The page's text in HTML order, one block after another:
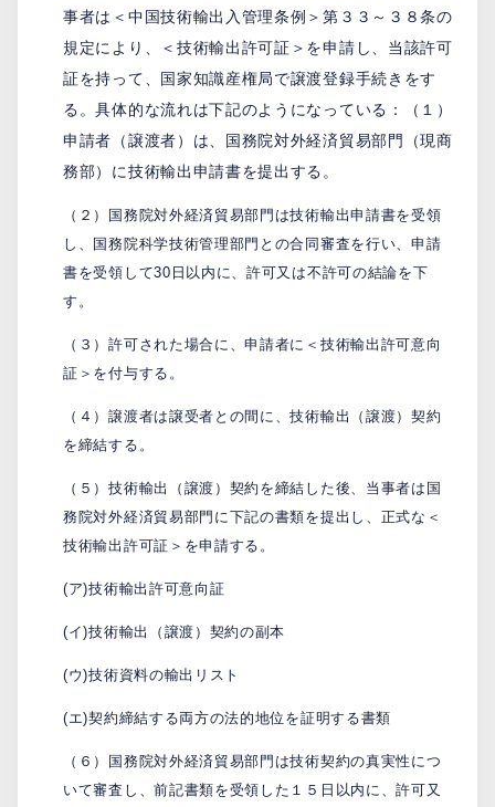
事者は＜中国技術輸出入管理条例＞第３３～３８条の
規定により、＜技術輸出許可証＞を申請し、当該許可
証を持って、国家知識産権局で譲渡登録手続きをす
る。具体的な流れは下記のようになっている：（１）
申請者（譲渡者）は、国務院対外経済貿易部門（現商
務部）に技術輸出申請書を提出する。
（２）国務院対外経済貿易部門は技術輸出申請書を受領
し、国務院科学技術管理部門との合同審査を行い、申請
書を受領して30日以内に、許可又は不許可の結論を下
す。
（３）許可された場合に、申請者に＜技術輸出許可意向
証＞を付与する。
（４）譲渡者は譲受者との間に、技術輸出（譲渡）契約
を締結する。
（５）技術輸出（譲渡）契約を締結した後、当事者は国
務院対外経済貿易部門に下記の書類を提出し、正式な＜
技術輸出許可証＞を申請する。
(ア)技術輸出許可意向証
(イ)技術輸出（譲渡）契約の副本
(ウ)技術資料の輸出リスト
(エ)契約締結する両方の法的地位を証明する書類
（６）国務院対外経済貿易部門は技術契約の真実性につ
いて審査し、前記書類を受領した１５日以内に、許可又